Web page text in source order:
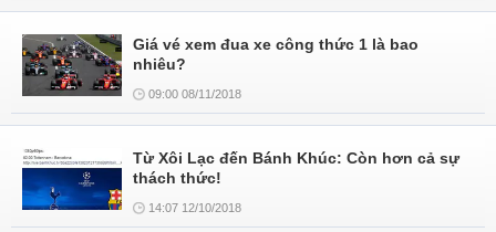
Giá vé xem đua xe công thức 1 là bao
nhiêu?
09:00 08/11/2018
Từ Xôi Lạc đến Bánh Khúc: Còn hơn cả sự
thách thức!
14:07 12/10/2018